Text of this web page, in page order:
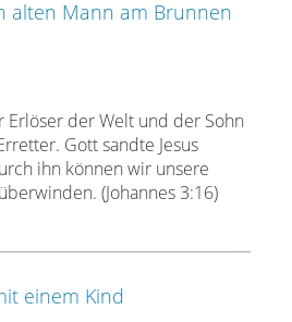
Erlöser der Welt und der Sohn
Gott sandte Jesus
ihn können wir unsere
(Johannes 3:16)